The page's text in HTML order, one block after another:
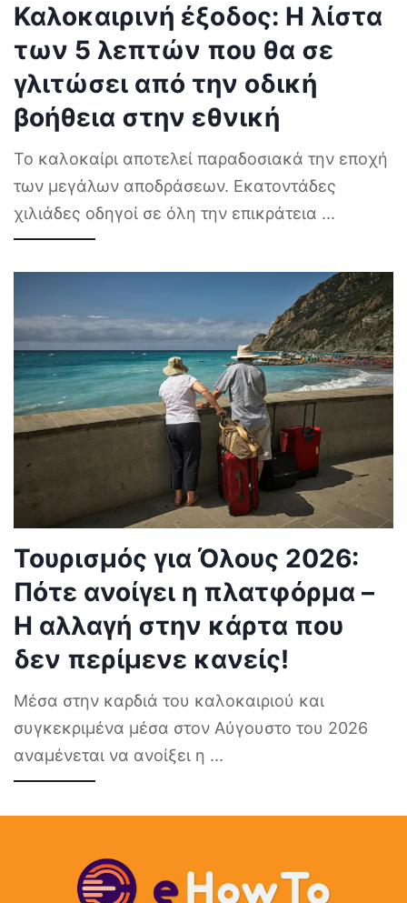
Καλοκαιρινή έξοδος: Η λίστα
των 5 λεπτών που θα σε
γλιτώσει από την οδική
βοήθεια στην εθνική
Το καλοκαίρι αποτελεί παραδοσιακά την εποχή
των μεγάλων αποδράσεων. Εκατοντάδες
χιλιάδες οδηγοί σε όλη την επικράτεια ...
Τουρισμός για Όλους 2026:
Πότε ανοίγει η πλατφόρμα –
Η αλλαγή στην κάρτα που
δεν περίμενε κανείς!
Μέσα στην καρδιά του καλοκαιριού και
συγκεκριμένα μέσα στον Αύγουστο του 2026
αναμένεται να ανοίξει η ...